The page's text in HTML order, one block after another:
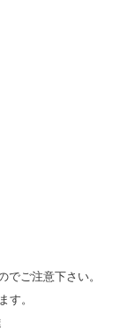
ご注意下さい。
す。